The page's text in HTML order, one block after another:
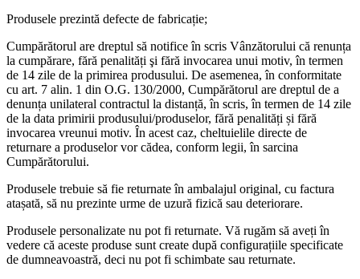
Produsele prezintă defecte de fabricație;
Cumpărătorul are dreptul să notifice în scris Vânzătorului că renunța
la cumpărare, fără penalități şi fără invocarea unui motiv, în termen
de 14 zile de la primirea produsului. De asemenea, în conformitate
cu art. 7 alin. 1 din O.G. 130/2000, Cumpărătorul are dreptul de a
denunța unilateral contractul la distanță, în scris, în termen de 14 zile
de la data primirii produsului/produselor, fără penalități și fără
invocarea vreunui motiv. În acest caz, cheltuielile directe de
returnare a produselor vor cădea, conform legii, în sarcina
Cumpărătorului.
Produsele trebuie să fie returnate în ambalajul original, cu factura
atașată, să nu prezinte urme de uzură fizică sau deteriorare.
Produsele personalizate nu pot fi returnate. Vă rugăm să aveți în
vedere că aceste produse sunt create după configurațiile specificate
de dumneavoastră, deci nu pot fi schimbate sau returnate.